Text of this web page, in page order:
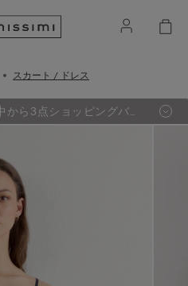
スカート / ドレス
ら3点ショッピングバッ
低い1点が無料に。（セー